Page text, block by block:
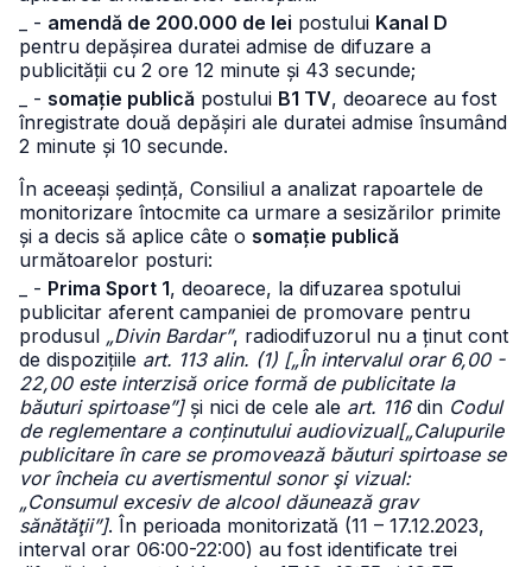
_ - amendă de 200.000 de lei postului Kanal D
pentru depășirea duratei admise de difuzare a
publicității cu 2 ore 12 minute și 43 secunde;
_ - somație publică postului B1 TV, deoarece au fost
înregistrate două depășiri ale duratei admise însumând
2 minute și 10 secunde.
În aceeași ședință, Consiliul a analizat rapoartele de
monitorizare întocmite ca urmare a sesizărilor primite
și a decis să aplice câte o somație publică
următoarelor posturi:
_ - Prima Sport 1, deoarece, la difuzarea spotului
publicitar aferent campaniei de promovare pentru
produsul „Divin Bardar”, radiodifuzorul nu a ținut cont
de dispozițiile art. 113 alin. (1) [„În intervalul orar 6,00 -
22,00 este interzisă orice formă de publicitate la
băuturi spirtoase”]și nici de cele ale art. 116din Codul
de reglementare a conținutului audiovizual[„Calupurile
publicitare în care se promovează băuturi spirtoase se
vor încheia cu avertismentul sonor şi vizual:
„Consumul excesiv de alcool dăunează grav
sănătăţii”]. În perioada monitorizată (11 – 17.12.2023,
interval orar 06:00-22:00) au fost identificate trei